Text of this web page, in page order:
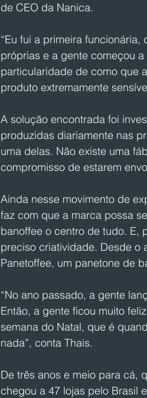
de CEO da Nanica.
“Eu fui a primeira
próprias e a gente começou
particularidade de como que
produto extremamente
A solução encontrada foi
produzidas diariamente nas
uma delas. Não existe uma
compromisso de estarem
Ainda nesse movimento de
faz com que a marca possa
banoffee o centro de tudo. E,
preciso criatividade. Desde o
Panetoffee, um panetone de
“No ano passado, a gente
Então, a gente ficou muito
semana do Natal, que é
nada”, conta Thais.
De três anos e meio para cá,
chegou a 47 lojas pelo Brasil